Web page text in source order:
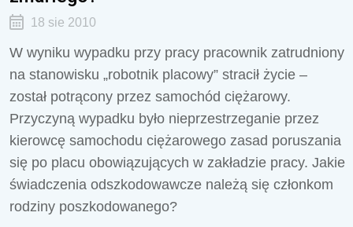
18 sie 2010
W wyniku wypadku przy pracy pracownik zatrudniony
na stanowisku „robotnik placowy” stracił życie –
został potrącony przez samochód ciężarowy.
Przyczyną wypadku było nieprzestrzeganie przez
kierowcę samochodu ciężarowego zasad poruszania
się po placu obowiązujących w zakładzie pracy. Jakie
świadczenia odszkodowawcze należą się członkom
rodziny poszkodowanego?